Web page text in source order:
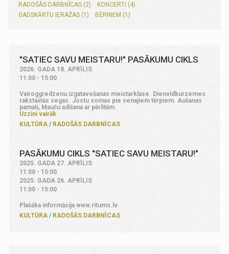
RADOŠĀS DARBNĪCAS (2)
KONCERTI (4)
GADSKĀRTU IERAŽAS (1)
BĒRNIEM (1)
"SATIEC SAVU MEISTARU!" PASĀKUMU CIKLS
2026. GADA 18. APRĪLIS
11:00 - 15:00
Vairoggredzenu izgatavošanas meistarklase. Dienvidkurzemes
rakstainās segas. Jostu somas pie senajiem tērpiem. Aušanas
pamati, Mauču adīšana ar pērlītēm.
Uzzini vairāk
KULTŪRA
RADOŠĀS DARBNĪCAS
PASĀKUMU CIKLS "SATIEC SAVU MEISTARU!"
2025. GADA 27. APRĪLIS
11:00 - 15:00
2025. GADA 26. APRĪLIS
11:00 - 15:00
Plašāka informācija www.ritums.lv
KULTŪRA
RADOŠĀS DARBNĪCAS